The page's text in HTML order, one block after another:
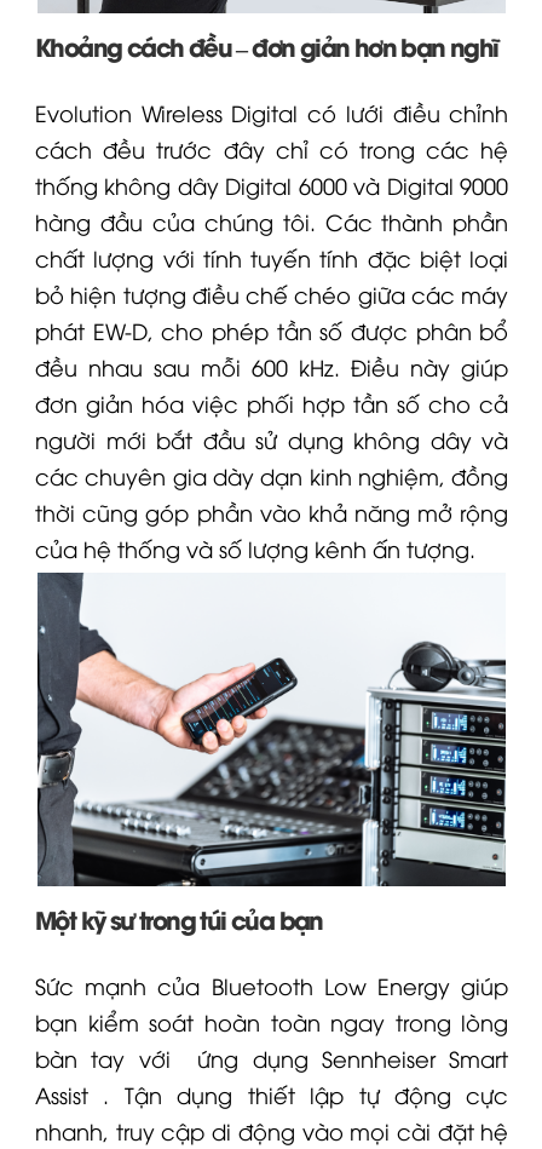
Khoảng cách đều – đơn giản hơn bạn nghĩ
Evolution Wireless Digital có lưới điều chỉnh
cách đều trước đây chỉ có trong các hệ
thống không dây Digital 6000và Digital 9000
hàng đầu của chúng tôi. Các thành phần
chất lượng với tính tuyến tính đặc biệt loại
bỏ hiện tượng điều chế chéo giữa các máy
phát EW-D, cho phép tần số được phân bổ
đều nhau sau mỗi 600 kHz. Điều này giúp
đơn giản hóa việc phối hợp tần số cho cả
người mới bắt đầu sử dụng không dây và
các chuyên gia dày dạn kinh nghiệm, đồng
thời cũng góp phần vào khả năng mở rộng
của hệ thống và số lượng kênh ấn tượng.
Một kỹ sư trong túi của bạn
Sức mạnh của Bluetooth Low Energy giúp
bạn kiểm soát hoàn toàn ngay trong lòng
bàn tay với ứng dụng Sennheiser Smart
Assist. Tận dụng thiết lập tự động cực
nhanh, truy cập di động vào mọi cài đặt hệ